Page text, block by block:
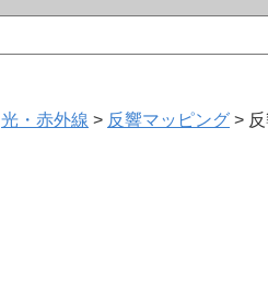
光・赤外線 > 反響マッピング >